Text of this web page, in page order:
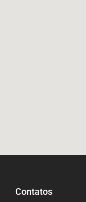
Contatos